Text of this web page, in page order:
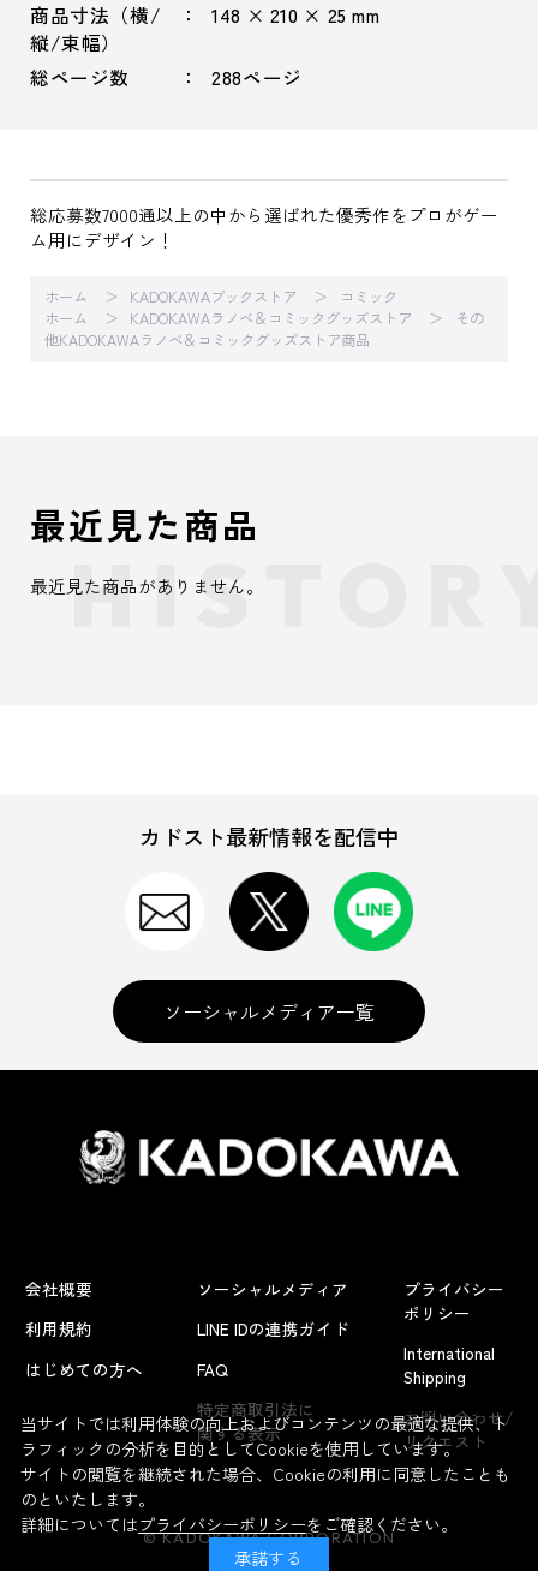
商品寸法（横/
縦/束幅）
148 × 210 × 25 mm
総ページ数 288ページ
総応募数7000通以上の中から選ばれた優秀作をプロがゲー
ム用にデザイン！
ホーム KADOKAWAブックストア
コミック
ホーム
KADOKAWAラノベ＆コミックグッズストア
その
他KADOKAWAラノベ＆コミックグッズストア商品
よくあるお問い合わせ
最近見た商品
最近見た商品がありません。
カドスト最新情報を配信中
ソーシャルメディア一覧
会社概要
利用規約
はじめての方へ
ソーシャルメディア
LINE IDの連携ガイド
FAQ
特定商取引法に
関する表示
プライバシー
ポリシー
International
Shipping
お問い合わせ/
リクエスト
© KADOKAWA CORPORATION
当サイトでは利用体験の向上およびコンテンツの最適な提供、ト
ラフィックの分析を目的としてCookieを使用しています。
サイトの閲覧を継続された場合、Cookieの利用に同意したことも
のといたします。
詳細についてはプライバシーポリシーをご確認ください。
承諾する